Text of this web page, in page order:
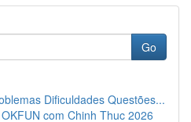
Go
Dificuldades Questões...
com Chinh Thuc 2026